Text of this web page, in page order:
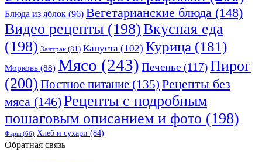
Блюда из яблок (96) Вегетарианские блюда (148)
Видео рецепты (198)Вкусная еда
(198) Завтрак(81) Капуста (102) Курица (181)
Морковь (88) Мясо (243) Печенье (117)Пирог
(200) Постное питание (135) Рецепты без
мяса (146)Рецепты с подробным
пошаговым описанием и фото (198)
Фарш(66) Хлеб и сухари (84)
Обратная связь